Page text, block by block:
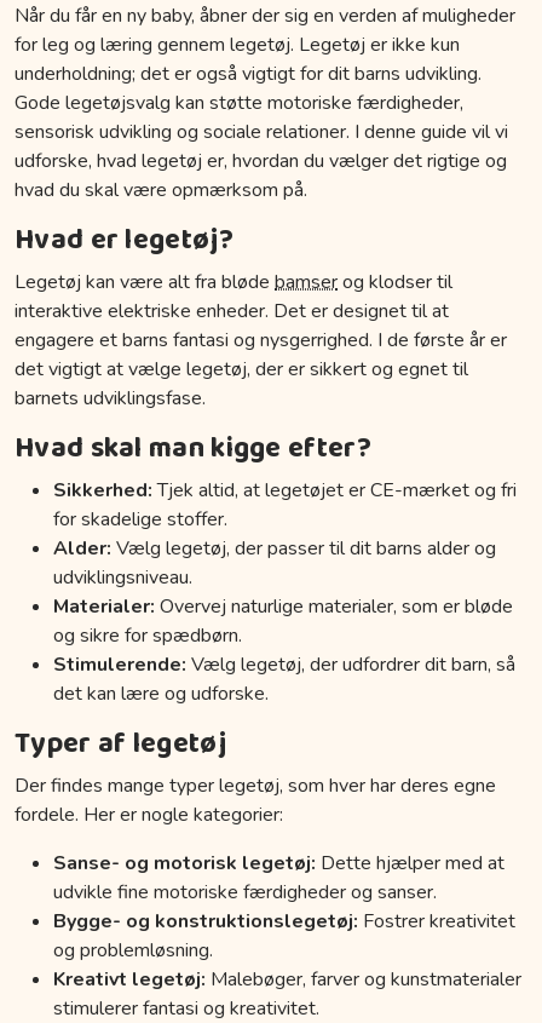
Når du får en ny baby, åbner der sig en verden af muligheder
for leg og læring gennem legetøj. Legetøj er ikke kun
underholdning; det er også vigtigt for dit barns udvikling.
Gode legetøjsvalg kan støtte motoriske færdigheder,
sensorisk udvikling og sociale relationer. I denne guide vil vi
udforske, hvad legetøj er, hvordan du vælger det rigtige og
hvad du skal være opmærksom på.
Hvad er legetøj?
Legetøj kan være alt fra bløde bamserog klodser til
interaktive elektriske enheder. Det er designet til at
engagere et barns fantasi og nysgerrighed. I de første år er
det vigtigt at vælge legetøj, der er sikkert og egnet til
barnets udviklingsfase.
Hvad skal man kigge efter?
Sikkerhed:Tjek altid, at legetøjet er CE-mærket og fri
for skadelige stoffer.
Alder: Vælg legetøj, der passer til dit barns alder og
udviklingsniveau.
Materialer: Overvej naturlige materialer, som er bløde
og sikre for spædbørn.
Stimulerende: Vælg legetøj, der udfordrer dit barn, så
det kan lære og udforske.
Typer af legetøj
Der findes mange typer legetøj, som hver har deres egne
fordele. Her er nogle kategorier:
Sanse- og motorisk legetøj: Dette hjælper med at
udvikle fine motoriske færdigheder og sanser.
Bygge- og konstruktionslegetøj: Fostrer kreativitet
og problemløsning.
Kreativt legetøj: Malebøger, farver og kunstmaterialer
stimulerer fantasi og kreativitet.